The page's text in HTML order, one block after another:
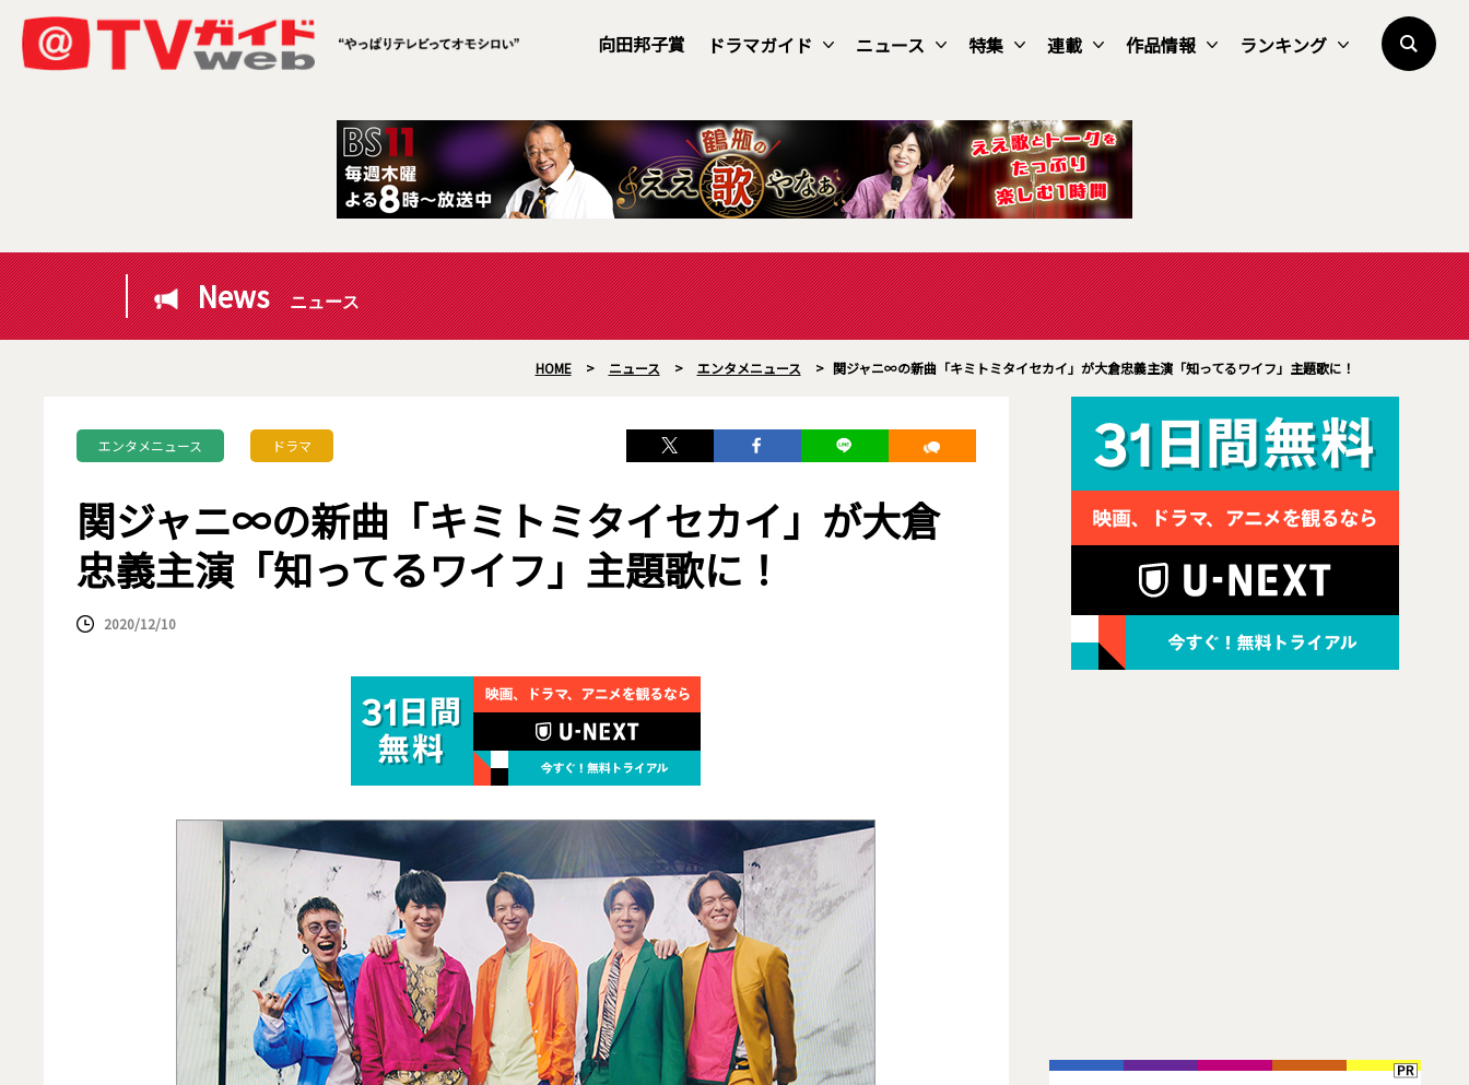
向田邦子賞 ドラマガイド ニュース 特集 連載 作品情報 ランキング
News ニュース
HOME > ニュース > エンタメニュース > 関ジャニ∞の新曲「キミトミタイセカイ」が大倉忠義主演「知ってるワイフ」主題歌に！
エンタメニュース ドラマ
関ジャニ∞の新曲「キミトミタイセカイ」が大倉
忠義主演「知ってるワイフ」主題歌に！
2020/12/10